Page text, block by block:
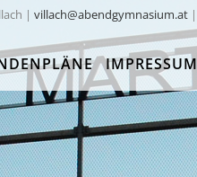
| villach@abendgymnasium.at |
IMPRESSUM